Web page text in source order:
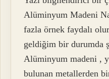
Alüminyum Madeni
fazla örnek faydalı
geldiğim bir durumda
Alüminyum madeni ,
bulunan metallerden